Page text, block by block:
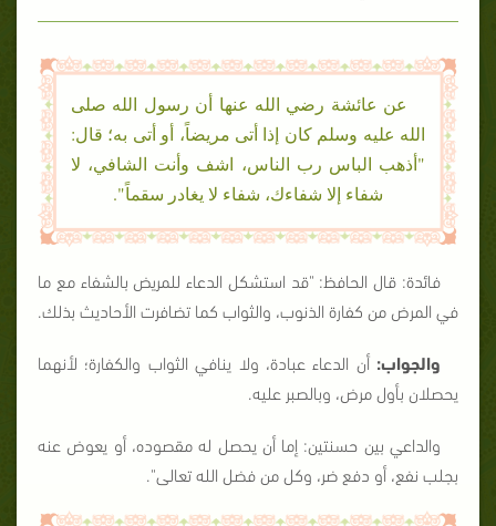
عن عائشة رضي الله عنها أن رسول الله صلى
الله عليه وسلم كان إذا أتى مريضاً، أو أتى به؛ قال:
"أذهب الباس رب الناس، اشف وأنت الشافي، لا
شفاء إلا شفاءك، شفاء لا يغادر سقماً".
فائدة: قال الحافظ: "قد استشكل الدعاء للمريض بالشفاء مع ما
في المرض من كفارة الذنوب، والثواب كما تضافرت الأحاديث بذلك.
والجواب: أن الدعاء عبادة، ولا ينافي الثواب والكفارة؛ لأنهما
يحصلان بأول مرض، وبالصبر عليه.
والداعي بين حسنتين: إما أن يحصل له مقصوده، أو يعوض عنه
بجلب نفع، أو دفع ضر، وكل من فضل الله تعالى".